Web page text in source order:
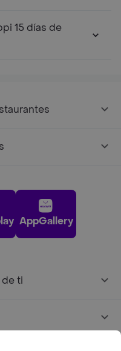
15 días de
AppGallery
ti